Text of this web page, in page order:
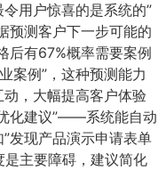
用户惊喜的是系统的”
测客户下一步可能的
后有67%概率需要案例
案例”，这种预测能力
，大幅提高客户体验
化建议”——系统能自动
发现产品演示申请表单
主要障碍，建议简化